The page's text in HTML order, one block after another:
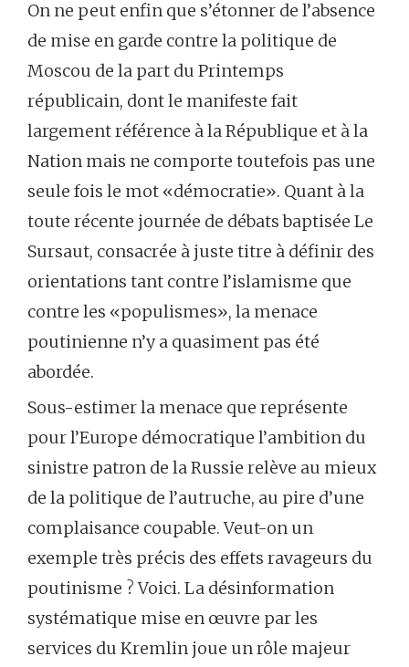
On ne peut enfin que s’étonner de l’absence
de mise en garde contre la politique de
Moscou de la part du Printemps
républicain, dont le manifeste fait
largement référence à la République et à la
Nation mais ne comporte toutefois pas une
seule fois le mot «démocratie». Quant à la
toute récente journée de débats baptisée Le
Sursaut, consacrée à juste titre à définir des
orientations tant contre l’islamisme que
contre les «populismes», la menace
poutinienne n’y a quasiment pas été
abordée.
Sous-estimer la menace que représente
pour l’Europe démocratique l’ambition du
sinistre patron de la Russie relève au mieux
de la politique de l’autruche, au pire d’une
complaisance coupable. Veut-on un
exemple très précis des effets ravageurs du
poutinisme ? Voici. La désinformation
systématique mise en œuvre par les
services du Kremlin joue un rôle majeur